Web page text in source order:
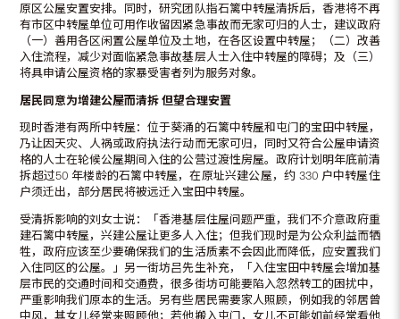
原区公屋安置安排。同时，研究团队指石篱中转屋清拆后，香港将不再
有市区中转屋单位可用作收留因紧急事故而无家可归的人士，建议政府
（一）善用各区闲置公屋单位及土地，在各区设置中转屋；（二）改善
入住流程，减少对面临紧急事故基层人士入住中转屋的障碍；及（三）
将具申请公屋资格的家暴受害者列为服务对象。
居民同意为增建公屋而清拆 但望合理安置
现时香港有两所中转屋：位于葵涌的石篱中转屋和屯门的宝田中转屋，
乃让因天灾、人祸或政府执法行动而无家可归，同时又符合公屋申请资
格的人士在轮候公屋期间入住的公营过渡性房屋。政府计划明年底前清
拆超过50 年楼龄的石篱中转屋，在原址兴建公屋，约 330 户中转屋住
户须迁出，部分居民将被远迁入宝田中转屋。
受清拆影响的刘女士说：「香港基层住屋问题严重，我们不介意政府重
建石篱中转屋，兴建公屋让更多人入住；但我们现时是为公众利益而牺
牲，政府应该至少要确保我们的生活质素不会因此而降低，应安置我们
入住同区的公屋。」另一街坊吕先生补充，「入住宝田中转屋会增加基
层市民的交通时间和交通费，很多街坊可能要陷入忽然转工的困扰中，
严重影响我们原本的生活。另有些居民需要家人照顾，例如我的邻居曾
中风，其女儿经常来照顾他；若他搬入屯门，女儿不可能如前经常看他